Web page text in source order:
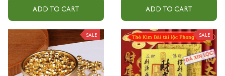
ADD TO CART ADD TO CART
SALE SALE